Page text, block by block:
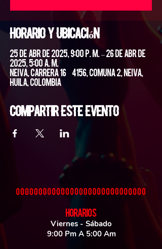
Horario y ubicación
25 de abr de 2025, 9:00 p. m. – 26 de abr de
2025, 5:00 a. m.
Neiva, Carrera 16 #4156, Comuna 2, Neiva,
Huila, Colombia
Compartir este evento
HORARIOS
Viernes - Sábado
9:00 Pm A 5:00 Am